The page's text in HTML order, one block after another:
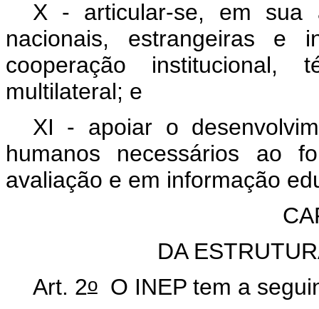
X - articular-se, em sua
nacionais, estrangeiras e
cooperação
multilateral; e
XI - apoiar o
humanos necessários ao
avaliação e em informação
DA
Art. 2oO INEP tem a